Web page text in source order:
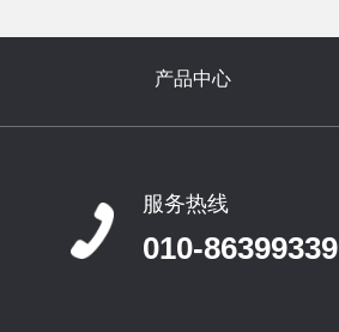
产品中心
服务热线
010-86399339